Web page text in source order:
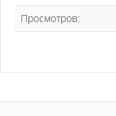
Просмотров: